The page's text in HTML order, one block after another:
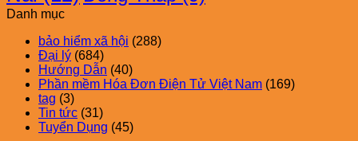
Danh mục
bảo hiểm xã hội (288)
Đại lý (684)
Hướng Dẫn (40)
Phần mềm Hóa Đơn Điện Tử Việt Nam (169)
tag (3)
Tin tức (31)
Tuyển Dụng (45)